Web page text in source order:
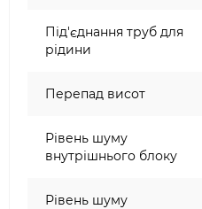
Під'єднання труб для
рідини
Перепад висот
Рівень шуму
внутрішнього блоку
Рівень шуму